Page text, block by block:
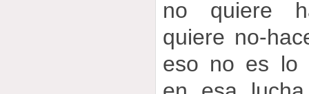
no quiere
quiere no-
eso no es lo